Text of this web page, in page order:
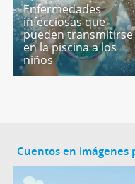
Enfermedades
infecciosas que
pueden transmitirse
en la piscina a los
niños
Cuentos en imágenes